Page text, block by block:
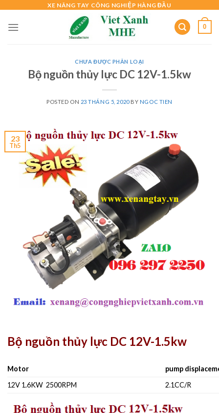
content
XE NÂNG TAY CÔNG NGHIỆP HÀNG ĐẦU
0
CHƯA ĐƯỢC PHÂN LOẠI
Bộ nguồn thủy lực DC 12V-1.5kw
POSTED ON 23 THÁNG 5, 2020BY NGOC TIEN
23
Th5
Bộ nguồn thủy lực DC 12V-1.5kw
Motor
pump
12V 1.6KW 2500RPM
2.1CC/R